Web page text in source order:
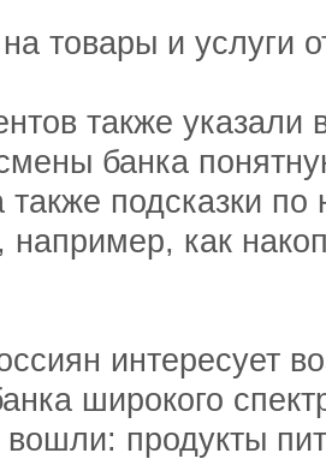
товары и услуги
также
банка
также подсказки
как
интересует
широкого
вошли: продукты